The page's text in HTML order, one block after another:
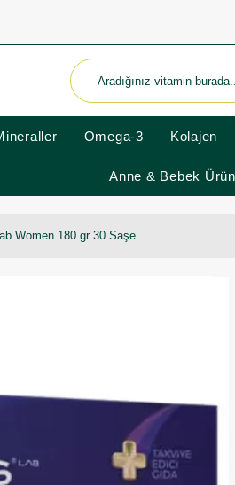
Omega-3 Kolajen
Anne & Bebek
Women 180 gr 30 Saşe